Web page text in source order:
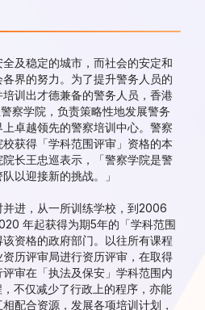
及稳定的城市，而社会的安定和
界的努力。为了提升警务人员的
训出才德兼备的警务人员，香港
察学院，负责策略性地发展警务
卓越领先的警察培训中心。警察
获得「学科范围评审」资格的本
长王忠巡表示，「警察学院是警
以迎接新的挑战。」
进，从一所训练学校，到2006
年起获得为期5年的「学科范围
资格的政府部门。以往所有课程
历评审局进行资历评审，在取得
评审在「执法及保安」学科范围内
不仅减少了行政上的程序，亦能
配合资源，发展各项培训计划，